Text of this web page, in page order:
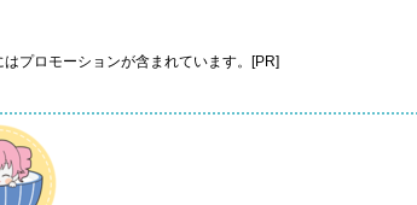
プロモーションが含まれています。[PR]